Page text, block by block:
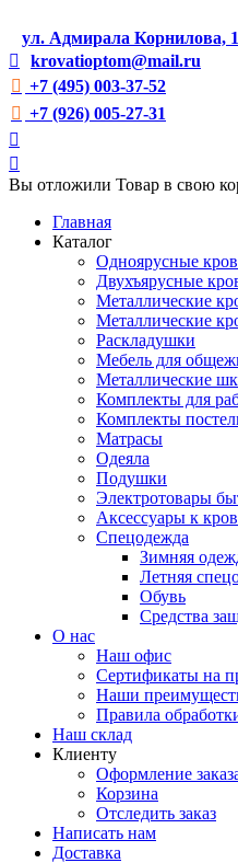
ул. Адмирала Корнилова,
krovatioptom@mail.ru
+7 (495) 003-37-52
+7 (926) 005-27-31
Вы отложили Товар в свою
Главная
Каталог
Одноярусные
Двухъярусные
Металлические
Металлические
Раскладушки
Мебель для
Металлические
Комплекты для
Комплекты
Матрасы
Одеяла
Подушки
Электротовары
Аксессуары к
Спецодежда
Зимняя
Летняя
Обувь
Средства
О нас
Наш офис
Сертификаты на
Наши
Правила
Наш склад
Клиенту
Оформление
Корзина
Отследить заказ
Написать нам
Доставка